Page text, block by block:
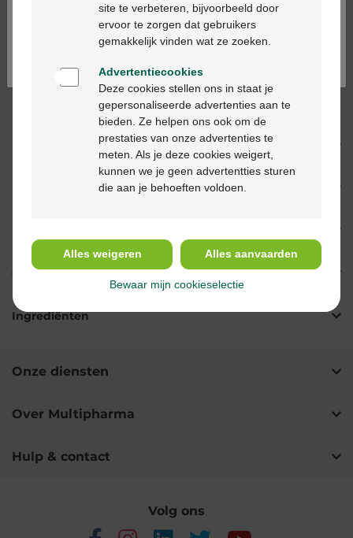
levering thuis vanaf €55
Klantendienst
via chat of
Productbeschrijving
Eigenschappen
Gebruik
Ingrediënten
Onze diensten
Over Multipharma
Hulp & contact
Volg ons
Continuez en français
site te verbeteren, bijvoorbeeld door
ervoor te zorgen dat gebruikers
gemakkelijk vinden wat ze zoeken.
Advertentiecookies
Deze cookies stellen ons in staat je
gepersonaliseerde advertenties aan te
bieden. Ze helpen ons ook om de
prestaties van onze advertenties te
meten. Als je deze cookies weigert,
kunnen we je geen advertentties sturen
die aan je behoeften voldoen.
Alles weigeren Alles aanvaarden
Bewaar mijn cookieselectie